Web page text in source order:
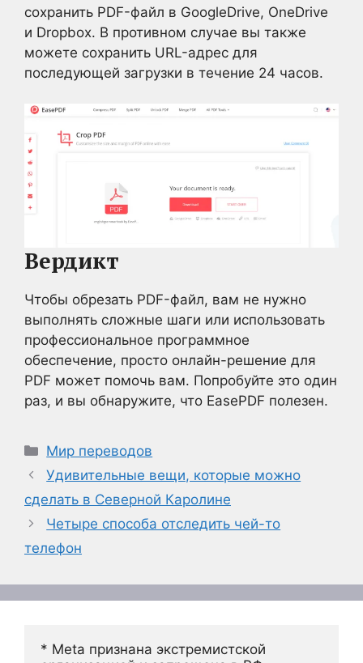
сохранить PDF-файл в GoogleDrive, OneDrive
и Dropbox. В противном случае вы также
можете сохранить URL-адрес для
последующей загрузки в течение 24 часов.
Вердикт
Чтобы обрезать PDF-файл, вам не нужно
выполнять сложные шаги или использовать
профессиональное программное
обеспечение, просто онлайн-решение для
PDF может помочь вам. Попробуйте это один
раз, и вы обнаружите, что EasePDF полезен.
Рубрики
Мир переводов
Удивительные вещи, которые можно
сделать в Северной Каролине
Четыре способа отследить чей-то
телефон
* Meta признана экстремистской